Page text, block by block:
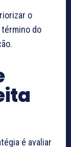
o
do
é avaliar